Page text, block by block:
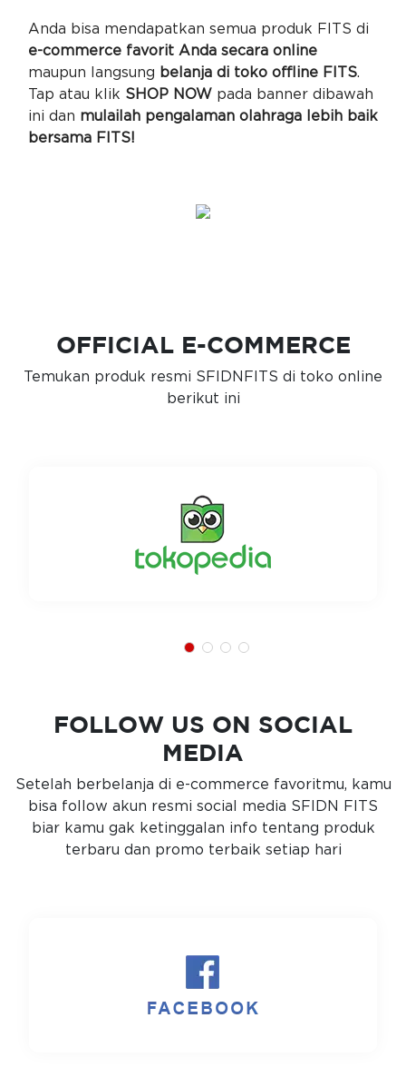
Anda bisa mendapatkan semua produk FITS di
e-commerce favorit Anda secara online
maupun langsung belanja di toko offline FITS.
Tap atau klik SHOP NOW pada banner dibawah
ini dan mulailah pengalaman olahraga lebih baik
bersama FITS!
OFFICIAL E-COMMERCE
Temukan produk resmi SFIDNFITS di toko online
berikut ini
FOLLOW US ON SOCIAL
MEDIA
Setelah berbelanja di e-commerce favoritmu, kamu
bisa follow akun resmi social media SFIDN FITS
biar kamu gak ketinggalan info tentang produk
terbaru dan promo terbaik setiap hari